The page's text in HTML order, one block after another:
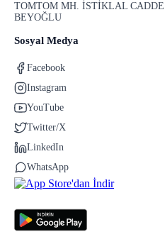
TOMTOM MH. İSTİKLAL
BEYOĞLU
Sosyal Medya
Facebook
Instagram
YouTube
Twitter/X
LinkedIn
WhatsApp